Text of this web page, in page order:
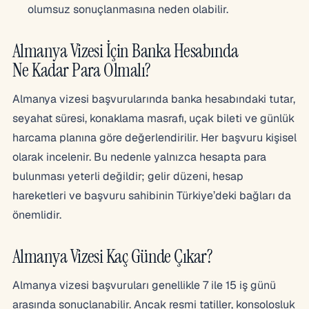
olumsuz sonuçlanmasına neden olabilir.
Almanya Vizesi İçin Banka Hesabında
Ne Kadar Para Olmalı?
Almanya vizesi başvurularında banka hesabındaki tutar,
seyahat süresi, konaklama masrafı, uçak bileti ve günlük
harcama planına göre değerlendirilir. Her başvuru kişisel
olarak incelenir. Bu nedenle yalnızca hesapta para
bulunması yeterli değildir; gelir düzeni, hesap
hareketleri ve başvuru sahibinin Türkiye’deki bağları da
önemlidir.
Almanya Vizesi Kaç Günde Çıkar?
Almanya vizesi başvuruları genellikle 7 ile 15 iş günü
arasında sonuçlanabilir. Ancak resmi tatiller, konsolosluk